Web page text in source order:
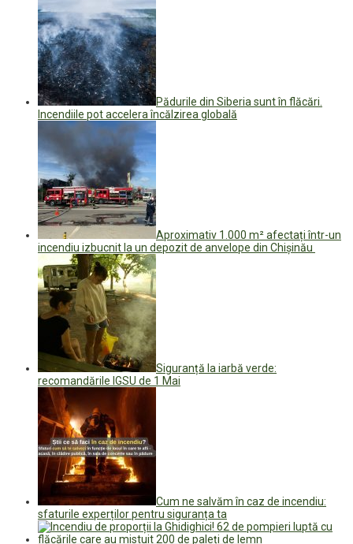
Pădurile din Siberia sunt în flăcări.
Incendiile pot accelera încălzirea globală
Aproximativ 1.000 m² afectați într-un
incendiu izbucnit la un depozit de anvelope din Chișinău
Siguranță la iarbă verde:
recomandările IGSU de 1 Mai
Cum ne salvăm în caz de incendiu:
sfaturile experților pentru siguranța ta